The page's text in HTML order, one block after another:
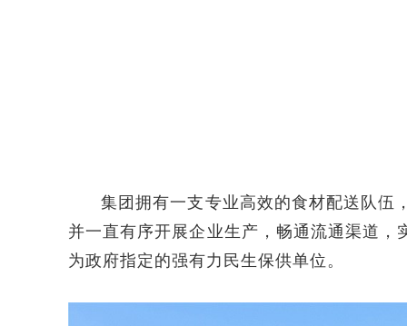
集团拥有一支专业高效的食材配送队伍
并一直有序开展企业生产，畅通流通渠道
为政府指定的强有力民生保供单位。